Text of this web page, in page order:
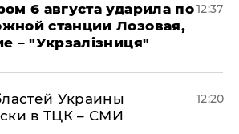
6 августа ударила по
станции Лозовая,
– "Укрзалізниця"
12:37
Украины
в ТЦК – СМИ
12:20